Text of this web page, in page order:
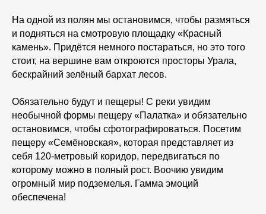
На одной из полян мы остановимся, чтобы размяться
и подняться на смотровую площадку «Красный
камень». Придётся немного постараться, но это того
стоит, на вершине вам откроются просторы Урала,
бескрайний зелёный бархат лесов.
Обязательно будут и пещеры! С реки увидим
необычной формы пещеру «Палатка» и обязательно
остановимся, чтобы сфотографироваться. Посетим
пещеру «Семёновская», которая представляет из
себя 120-метровый коридор, передвигаться по
которому можно в полный рост. Воочию увидим
огромный мир подземелья. Гамма эмоций
обеспечена!